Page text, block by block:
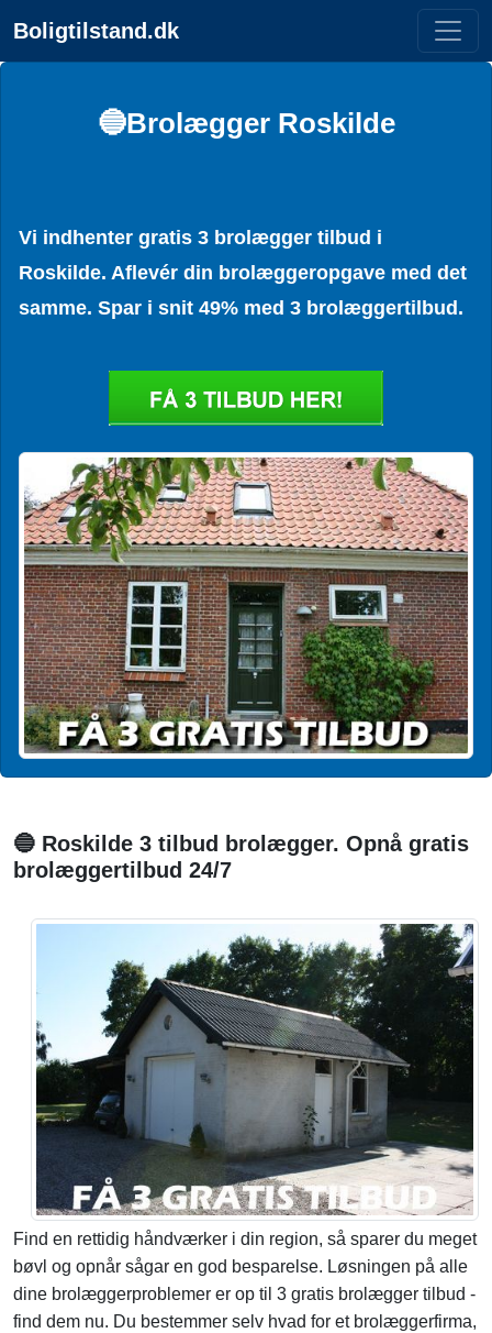
Boligtilstand.dk
🔵Brolægger Roskilde
Vi indhenter gratis 3 brolægger tilbud i
Roskilde. Aflevér din brolæggeropgave med det
samme. Spar i snit 49% med 3 brolæggertilbud.
🔵 Roskilde 3 tilbud brolægger. Opnå gratis
brolæggertilbud 24/7
Find en rettidig håndværker i din region, så sparer du meget
bøvl og opnår sågar en god besparelse. Løsningen på alle
dine brolæggerproblemer er op til 3 gratis brolægger tilbud -
find dem nu. Du bestemmer selv hvad for et brolæggerfirma,